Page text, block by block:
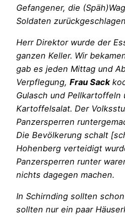
Gefangener, die
Soldaten
Herr Direktor wurde der
ganzen Keller. Wir
gab es jeden Mittag und
Verpflegung, Frau Sack
Gulasch und Pellkartoffeln
Kartoffelsalat. Der
Panzersperren
Die Bevölkerung schalt
Hohenberg verteidigt
Panzersperren runter
nichts dagegen machen.
In Schirnding sollten
sollten nur ein paar